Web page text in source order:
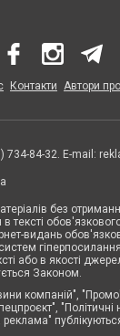
Контакти Автори
734-84-32. E-mail:
без
тексті
видань
або в якості
Законом.
компаній",
"Політичні
реклама"